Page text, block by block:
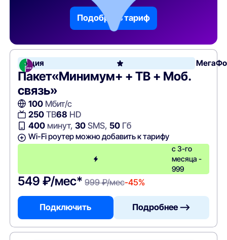
Подобрать тариф
Акция
Пакет«Минимум+ + ТВ + Моб.
связь»
100Мбит/с
250ТВ68 HD
400минут, 30SMS, 50Гб
Wi-Fi роутер можно добавить к тарифу
с 3-го
месяца -
999
549 ₽/мес* 999 ₽/мес-45%
Подключить Подробнее —>